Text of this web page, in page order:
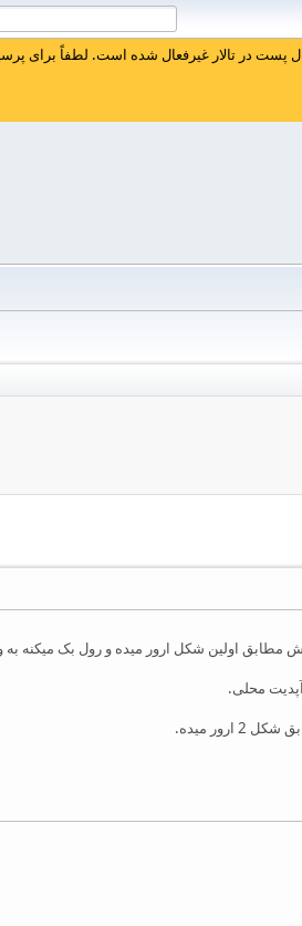
در تالار غیرفعال شده است. لطفاً برای